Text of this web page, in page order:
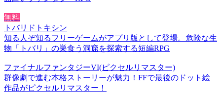
無料
トバリドトキシン
知る人ぞ知るフリーゲームがアプリ版として登場。危険な生
物「トバリ」の巣食う洞窟を探索する短編RPG
ファイナルファンタジーVI(ピクセルリマスター)
群像劇で進む本格ストーリーが魅力！FFで最後のドット絵
作品がピクセルリマスター！